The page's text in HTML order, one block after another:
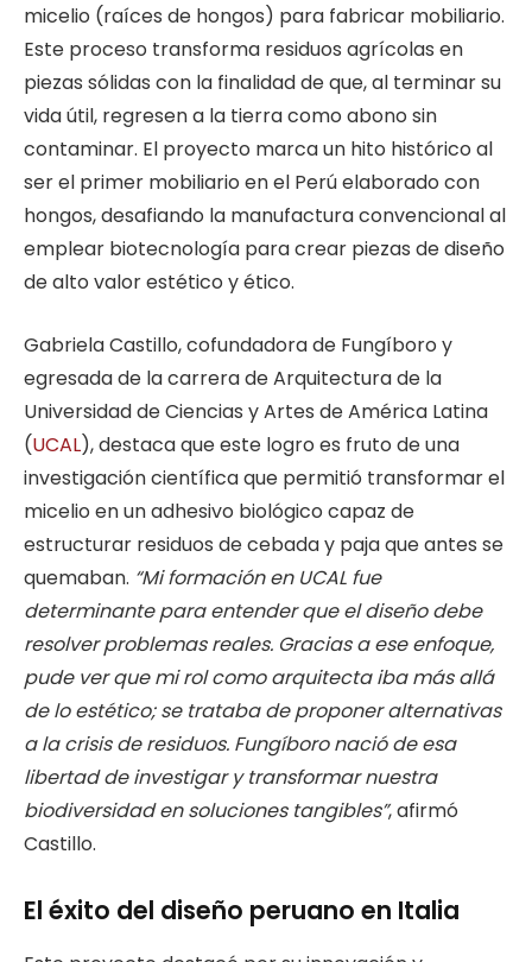
micelio (raíces de hongos) para fabricar mobiliario.
Este proceso transforma residuos agrícolas en
piezas sólidas con la finalidad de que, al terminar su
vida útil, regresen a la tierra como abono sin
contaminar. El proyecto marca un hito histórico al
ser el primer mobiliario en el Perú elaborado con
hongos, desafiando la manufactura convencional al
emplear biotecnología para crear piezas de diseño
de alto valor estético y ético.
Gabriela Castillo, cofundadora de Fungíboro y
egresada de la carrera de Arquitectura de la
Universidad de Ciencias y Artes de América Latina
(UCAL), destaca que este logro es fruto de una
investigación científica que permitió transformar el
micelio en un adhesivo biológico capaz de
estructurar residuos de cebada y paja que antes se
quemaban. “Mi formación en UCAL fue
determinante para entender que el diseño debe
resolver problemas reales. Gracias a ese enfoque,
pude ver que mi rol como arquitecta iba más allá
de lo estético; se trataba de proponer alternativas
a la crisis de residuos. Fungíboro nació de esa
libertad de investigar y transformar nuestra
biodiversidad en soluciones tangibles”, afirmó
Castillo.
El éxito del diseño peruano en Italia